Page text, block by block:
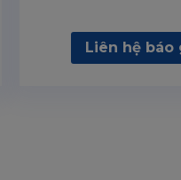
Liên hệ báo